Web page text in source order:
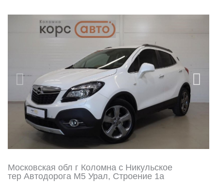
Московская обл г Коломна с Никульское
тер Автодорога М5 Урал, Строение 1а